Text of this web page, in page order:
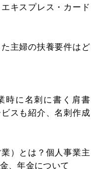
キスプレス・カード
主婦の扶養要件はど
時に名刺に書く肩書
スも紹介、名刺作成
）とは？個人事業主
、年金について